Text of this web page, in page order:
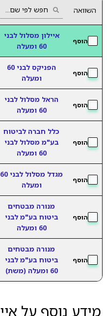
השוואה
הוסף
איילון מסלול לבני
60 ומעלה
הוסף
הפניקס לבני 60
ומעלה
הוסף
הראל מסלול לבני
60 ומעלה
הוסף
כלל חברה לביטוח
בע"מ מסלול לבני
60 ומעלה
הוסף
מגדל מסלול לבני 60
ומעלה
הוסף
מנורה מבטחים
ביטוח בע"מ לבני
60 ומעלה
הוסף
מנורה מבטחים
ביטוח בע"מ לבני
60 ומעלה (משת)